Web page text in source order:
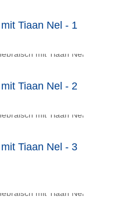
Tiaan Nel - 1
Tiaan Nel - 2
Tiaan Nel - 3